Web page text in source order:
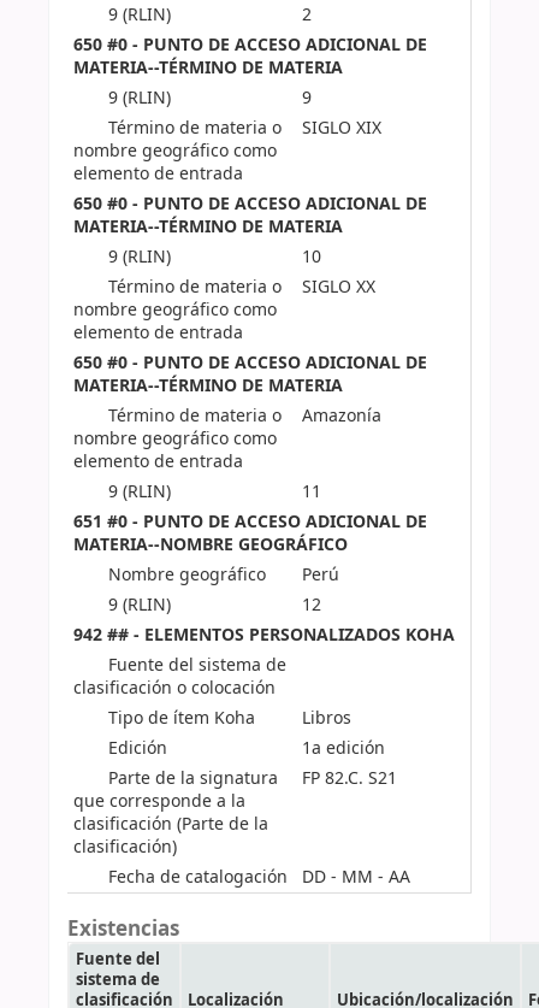
9 (RLIN)
2
650 #0 - PUNTO DE ACCESO ADICIONAL DE
MATERIA--TÉRMINO DE MATERIA
9 (RLIN)
9
Término de materia o
nombre geográfico como
elemento de entrada
SIGLO XIX
650 #0 - PUNTO DE ACCESO ADICIONAL DE
MATERIA--TÉRMINO DE MATERIA
9 (RLIN)
10
Término de materia o
nombre geográfico como
elemento de entrada
SIGLO XX
650 #0 - PUNTO DE ACCESO ADICIONAL DE
MATERIA--TÉRMINO DE MATERIA
Término de materia o
nombre geográfico como
elemento de entrada
Amazonía
9 (RLIN)
11
651 #0 - PUNTO DE ACCESO ADICIONAL DE
MATERIA--NOMBRE GEOGRÁFICO
Nombre geográfico
Perú
9 (RLIN)
12
942 ## - ELEMENTOS PERSONALIZADOS KOHA
Fuente del sistema de
clasificación o colocación
Tipo de ítem Koha
Libros
Edición
1a edición
Parte de la signatura
que corresponde a la
clasificación (Parte de la
clasificación)
FP 82.C. S21
Fecha de catalogación DD - MM - AA
Existencias
Fuente del
sistema de
clasificación
Localización Ubicación/localización